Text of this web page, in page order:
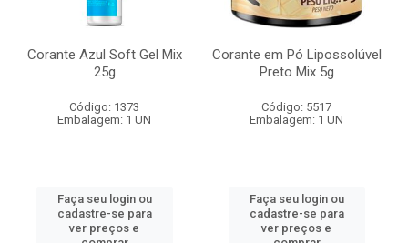
Corante Azul Soft Gel Mix
25g
Código: 1373
Embalagem: 1 UN
Faça seu login ou
cadastre-se para
ver preços e
Corante em Pó Lipossolúvel
Preto Mix 5g
Código: 5517
Embalagem: 1 UN
Faça seu login ou
cadastre-se para
ver preços e